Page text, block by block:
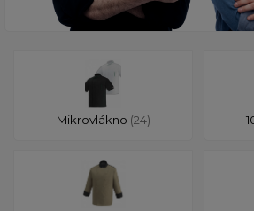
Mikrovlákno (24)